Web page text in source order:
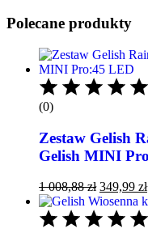
Polecane produkty
(0)
Zestaw Gelish
Gelish MINI
1 008,88zł 349,99 zł